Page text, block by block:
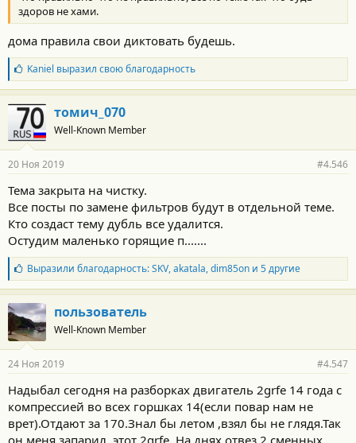
здоров не хами.
дома правила свои диктовать будешь.
Б
л
а
г
о
д
а
н
с
т
и
Kaniel выразил свою благодарность
томич_070
Well-Known Member
20 Ноя 2019 #4.546
Тема закрыта на чистку.
Все посты по замене фильтров будут в отдельной теме.
Кто создаст тему дубль все удалится.
Остудим маленько горящие п.......
Б
л
а
г
о
д
а
н
с
т
и
Выразили благодарность:SKV,akatala,dim85onи 5 другие
пользователь
Well-Known Member
24 Ноя 2019 #4.547
Надыбал сегодня на разборках двигатель 2grfe 14 года с
компрессией во всех горшках 14(если повар нам не
врет).Отдают за 170.Знал бы летом ,взял бы не глядя.Так
он меня запарил ,этот 2grfe. На днях отвез 2 сменных